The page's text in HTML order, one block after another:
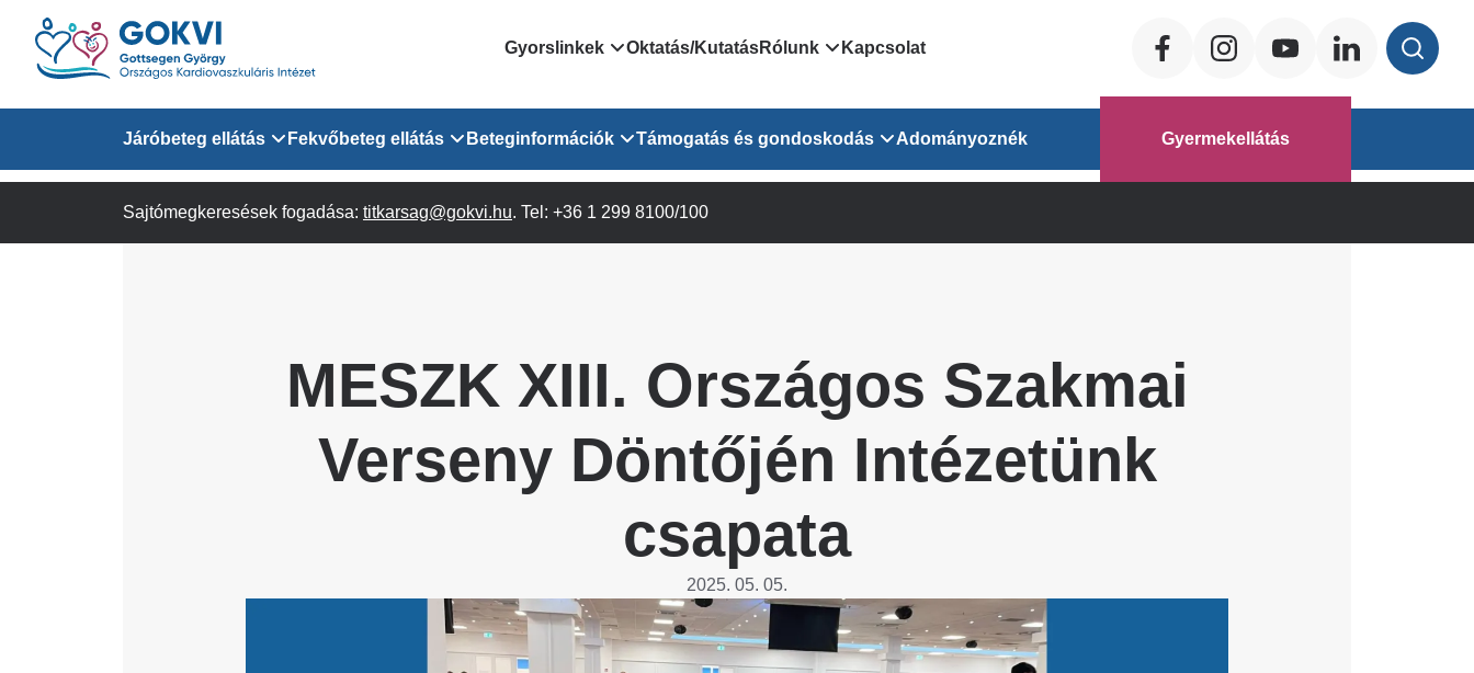
Ugrás
tartalomra
Domain
menu
for
GOKVI
Gyorslinkek
Országos Online Várólista
EESZT - Egészségablak
Egységes alapellátási ügyeleti
rendszer
Háziorvosi körzetek Pest
vármegyére vonatkozóan
Patika ügyeleti link Pest
vármegyére vonatkozóan
Egészségértés
Nemzeti szívinfarktus regiszter
Oktatás/KutatásRólunk
Rendezvényeink
Egészségfejlesztő kórház
Közérdekű adatok
Kapcsolat
Social
Domain
menu
Járóbeteg ellátás
Járóbeteg Információk
Fekvőbeteg ellátás
Felnőtt Kardiológiai Osztály
Felnőtt Szív- és Érsebészet
Sürgősségi Betegellátó Osztály
Radiológiai Osztály
Beteginformációk
Orvosaink
lekérése
kikérő lap
Betegtájékoztatók
Szolgáltatásaink
A szív atlasza
Támogatás és gondoskodás
Pszichológusok
felnőtt betegeinknek
Szociális munkás
Rehabilitáció Füreden
Adományoznék Gyermekellátás
Sajtómegkeresések fogadása: titkarsag@gokvi.hu. Tel: +36 1 299 8100/100
MESZK XIII. Országos Szakmai
Verseny Döntőjén Intézetünk
csapata
2025. 05. 05.